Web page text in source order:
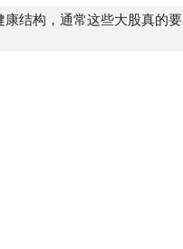
but currently in a
entering.
结构，通常这些大股真的要